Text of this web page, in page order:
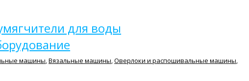
для воды
машины,Вязальные машины,Оверлоки и распошивальные машины,